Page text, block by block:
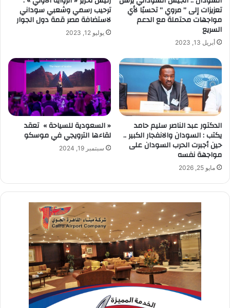
تعزيزات إلى ” مروي ” تحسبًا لأي
مواجهات محتملة مع الدعم
السريع
أبريل 13, 2023
ترحيب رسمي وشعبي سوداني
لاستضافة مصر قمة دول الجوار
يوليو 12, 2023
الدكتور عبد الناصر سليم حامد
يكتب : السودان والانفجار الكبير ..
حين أجبرت الحرب السودان على
مواجهة نفسه
مايو 25, 2026
« السعودية للسياحة » تعقد
لقاءها الترويجي في موسكو
سبتمبر 19, 2024